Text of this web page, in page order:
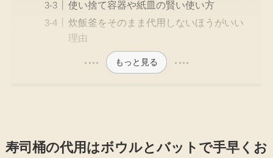
使い捨て容器や紙皿の賢い使い方
炊飯釜をそのまま代用しないほうがいい
理由
もっと見る
寿司桶の代用はボウルとバットで手早くお